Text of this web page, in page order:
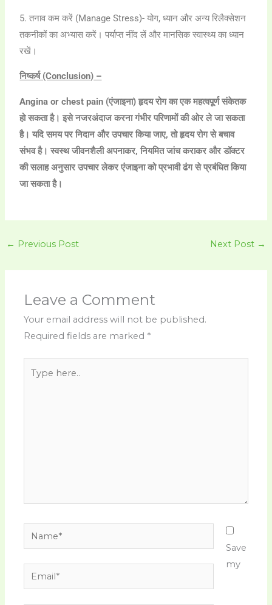
5. तनाव कम करें (Manage Stress)- योग, ध्यान और अन्य रिलैक्सेशन
तकनीकों का अभ्यास करें। पर्याप्त नींद लें और मानसिक स्वास्थ्य का ध्यान
रखें।
निष्कर्ष (Conclusion) –
Angina or chest pain (एंजाइना) हृदय रोग का एक महत्वपूर्ण संकेतक
हो सकता है। इसे नजरअंदाज करना गंभीर परिणामों की ओर ले जा सकता
है। यदि समय पर निदान और उपचार किया जाए, तो हृदय रोग से बचाव
संभव है। स्वस्थ जीवनशैली अपनाकर, नियमित जांच कराकर और डॉक्टर
की सलाह अनुसार उपचार लेकर एंजाइना को प्रभावी ढंग से प्रबंधित किया
जा सकता है।
← Previous Post Next Post →
Leave a Comment
Your email address will not be published.
Required fields are marked *
here..
Name*
Email*
Save
my